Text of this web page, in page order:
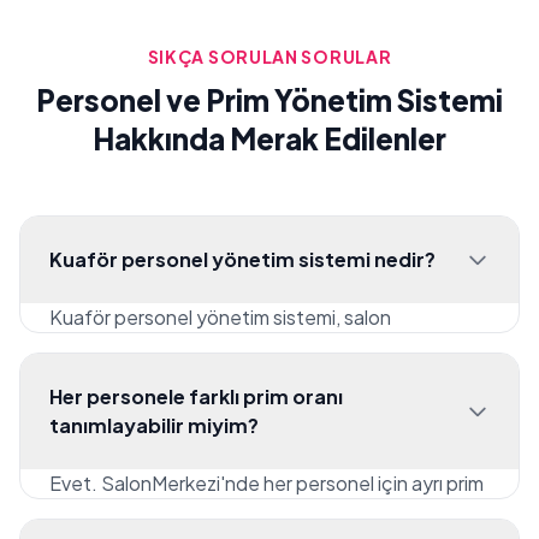
SIKÇA SORULAN SORULAR
Personel ve Prim Yönetim Sistemi
Hakkında Merak Edilenler
Kuaför personel yönetim sistemi nedir?
Kuaför personel yönetim sistemi, salon
düzenlerini ve izin takiplerini dijital ortamda
yönetmenizi sağlayan bir yazılımdır. SalonMerkezi
elle hesaplama ve defter tutma ihtiyacı ortadan
kalkar.
Her personele farklı prim oranı
tanımlayabilir miyim?
Evet. SalonMerkezi'nde her personel için ayrı prim